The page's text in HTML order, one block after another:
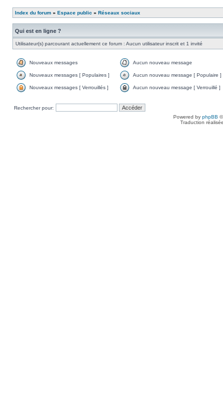
Index du forum » Espace public » Réseaux sociaux
Qui est en ligne ?
Utilisateur(s) parcourant actuellement ce forum : Aucun utilisateur inscrit et 1 invité
Nouveaux messages Aucun nouveau message
Nouveaux messages [ Populaires ] Aucun nouveau message [ Populaire ]
Nouveaux messages [ Verrouillés ] Aucun nouveau message [ Verrouillé ]
Rechercher pour:
Powered by phpBB
Traduction